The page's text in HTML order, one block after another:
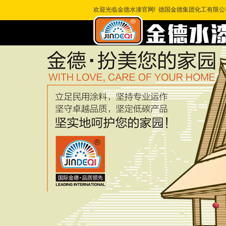
欢迎光临金德水漆官网! 德国金德集团化工有限